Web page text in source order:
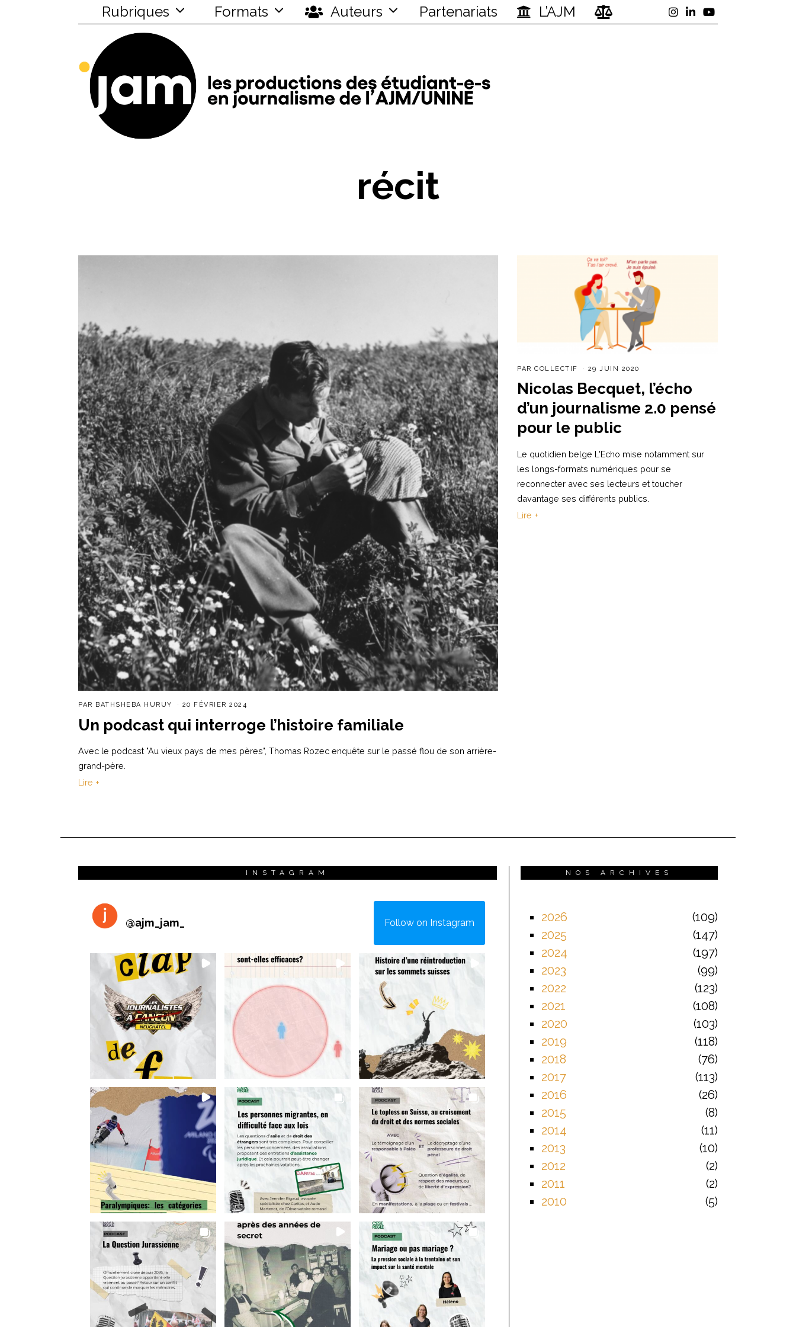
Rubriques Formats Auteurs Partenariats L’AJM
récit
PAR BATHSHEBA HURUY 20 FÉVRIER 2024
Un podcast qui interroge l’histoire familiale
Avec le podcast "Au vieux pays de mes pères", Thomas Rozec enquête sur le passé flou de son arrière-
grand-père.
Lire +
PARCOLLECTIF 29 JUIN 2020
Nicolas Becquet, l’écho
d’un journalisme 2.0 pensé
pour le public
Le quotidien belge L'Echo mise notamment sur
les longs-formats numériques pour se
reconnecter avec ses lecteurs et toucher
davantage ses différents publics.
Lire +
INSTAGRAM
@ajm_jam_ Follow on Instagram
NOS ARCHIVES
2026
109
2025
147
2024
197
2023
99
2022
123
2021
108
2020
103
2019
118
2018
76
2017
113
2016
26
2015
8
2014
11
2013
10
2012
2
2011
2
2010
5